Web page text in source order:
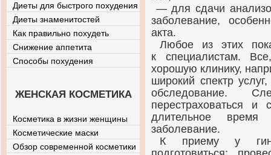
— для сдачи
заболевание,
акта.
Любое из этих
к специалистам.
хорошую клинику,
широкий спектр
обследование.
перестраховаться и
длительное время
заболевание.
К приему у
Диеты для быстрого похудения
Диеты знаменитостей
Как правильно похудеть
Снижение аппетита
Способы похудения
ЖЕНСКАЯ КОСМЕТИКА
Косметика в жизни женщины
Косметические маски
Обзор современной косметики